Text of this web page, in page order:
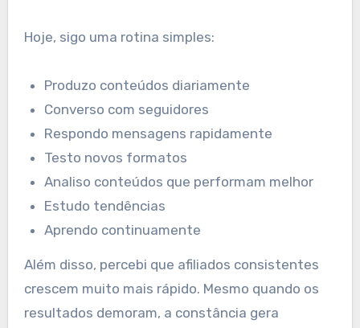
Hoje, sigo uma rotina simples:
Produzo conteúdos diariamente
Converso com seguidores
Respondo mensagens rapidamente
Testo novos formatos
Analiso conteúdos que performam melhor
Estudo tendências
Aprendo continuamente
Além disso, percebi que afiliados consistentes
crescem muito mais rápido. Mesmo quando os
resultados demoram, a constância gera